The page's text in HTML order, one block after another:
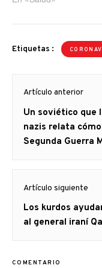
Etiquetas :
de
entradas
Artículo anterior
Artículo
anterior
Un soviético que
nazis relata
Segunda Guerra
Artículo siguiente
Artículo
siguiente:
Los kurdos
al general iraní
COMENTARIO